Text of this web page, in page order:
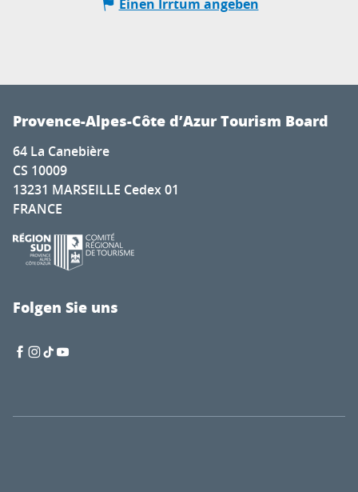
Einen Irrtum angeben
Provence-Alpes-Côte d’Azur Tourism Board
64 La Canebière
CS 10009
13231 MARSEILLE Cedex 01
FRANCE
Folgen Sie uns